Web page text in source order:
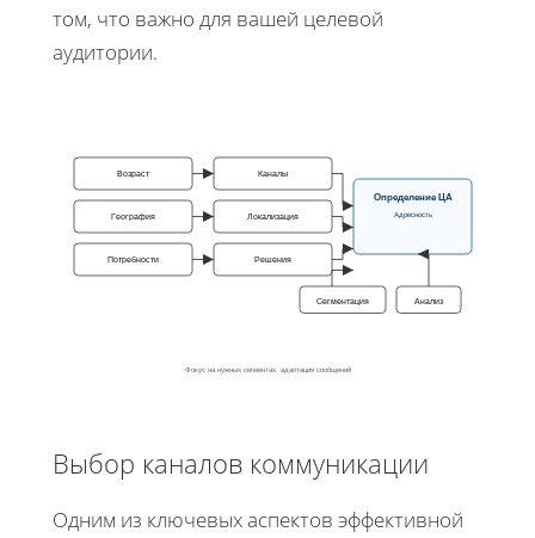
том, что важно для вашей целевой
аудитории.
Возраст
География
Потребности
Каналы
Локализация
Решения
Определение ЦА
Адресность
Сегментация Анализ
Фокус на нужных сегментах, адаптация сообщений
Выбор каналов коммуникации
Одним из ключевых аспектов эффективной